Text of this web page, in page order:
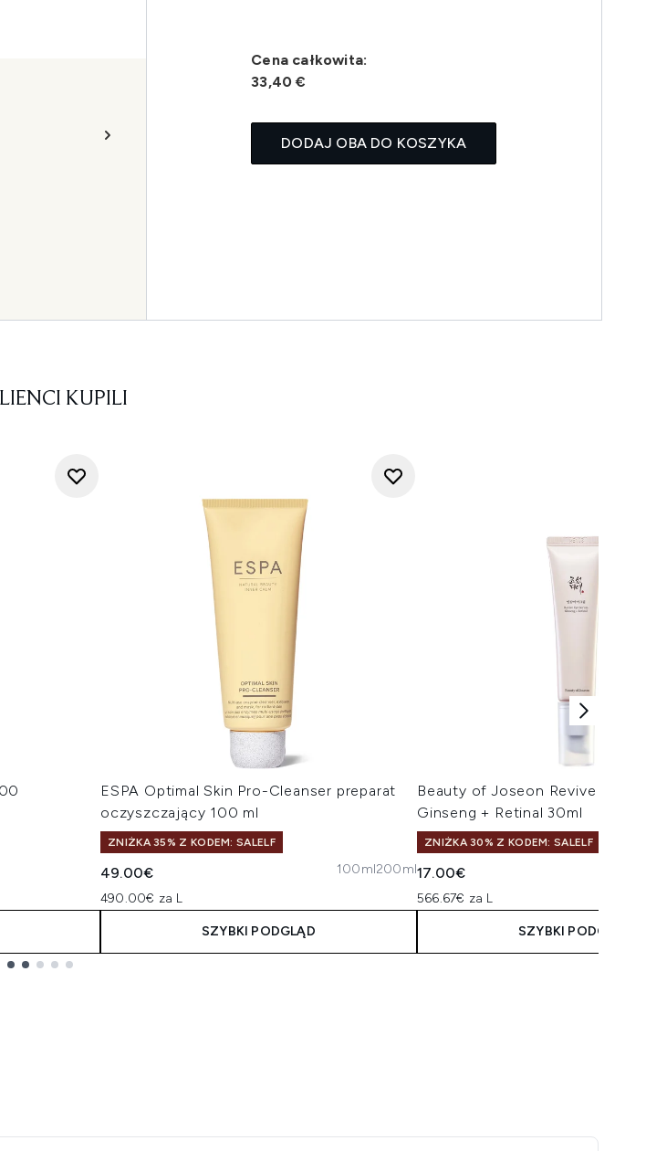
Cena całkowita:
33,40 €
DODAJ OBA DO KOSZYKA
KUPILI
ESPA Optimal Skin Pro-Cleanser preparat
oczyszczający 100 ml
ZNIŻKA 35% Z KODEM: SALELF
49.00€
490.00€ za L
100ml200ml
SZYBKI PODGLĄD
Beauty of Joseon Revive Eye
Ginseng + Retinal 30ml
ZNIŻKA 30% Z KODEM: SALELF
17.00€
566.67€ za L
SZYBKI PODGLĄD